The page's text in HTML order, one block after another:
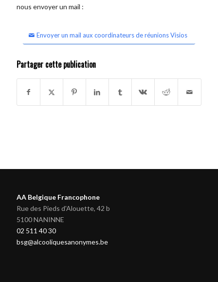
nous envoyer un mail :
Envoyer un mail aux coordinateurs de réunions Visios
Partager cette publication
AA Belgique Francophone
Rue des Pieds d'Alouette, 42 b
5100 NANINNE
02 511 40 30
bsg@alcooliquesanonymes.be